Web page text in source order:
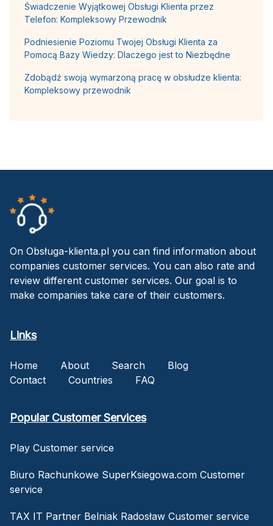
Świadczenie Wyjątkowej Obsługi Klienta przez
Telefon: Kompleksowy Przewodnik
Podniesienie Poziomu Twojej Obsługi Klienta za
Pomocą Bazy Wiedzy: Dlaczego jest to Niezbędne
Zdobądź swoją wymarzoną pracę w obsłudze klienta:
Kompleksowy przewodnik
On Obsługa-klienta.pl you can find information about
companies customer services. You can also rate and
review different customer services. Our goal is to
make companies take care of their customers.
Links
Home About Search
Blog
Contact
Countries FAQ
Popular Customer Services
Play Customer service
Biuro Rachunkowe SuperKsiegowa.com Customer
service
TAX IT Partner Belniak Radosław Customer service